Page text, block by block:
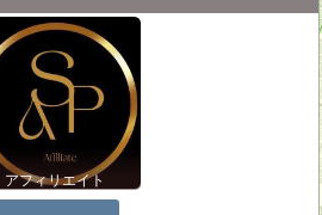
アフィリエイト